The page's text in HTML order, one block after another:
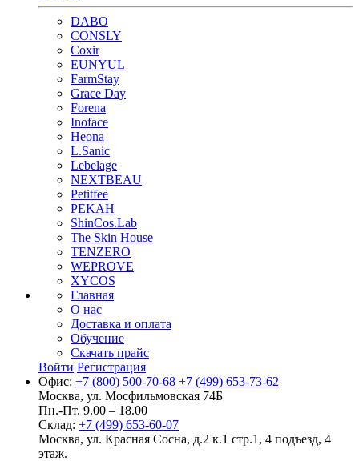
DABO
CONSLY
Coxir
EUNYUL
FarmStay
Grace Day
Forena
Inoface
Heona
L.Sanic
Lebelage
NEXTBEAU
Petitfee
PEKAH
ShinCos.Lab
The Skin House
TENZERO
WEPROVE
XYCOS
Главная
О нас
Доставка и оплата
Обучение
Скачать прайс
Войти Регистрация
Офис: +7 (800) 500-70-68 +7 (499) 653-73-62
Москва, ул. Мосфильмовская 74Б
Пн.-Пт. 9.00 – 18.00
Склад: +7 (499) 653-60-07
Москва, ул. Красная Сосна, д.2 к.1 стр.1, 4 подъезд, 4
этаж.